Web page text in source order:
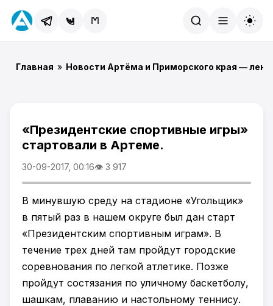
Главная » Новости Артёма и Приморского края —
«Президентские спортивные игры»
стартовали в Артеме.
30-09-2017, 00:16👁 3 917
В минувшую среду на стадионе «Угольщик»
в пятый раз в нашем округе был дан старт
«Президентским спортивным играм». В
течение трех дней там пройдут городские
соревнования по легкой атлетике. Позже
пройдут состязания по уличному баскетболу,
шашкам, плаванию и настольному теннису.